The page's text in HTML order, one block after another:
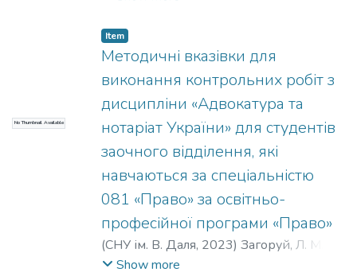
No Thumbnail Available
Item
Методичні вказівки для
виконання контрольних робіт з
дисципліни «Адвокатура та
нотаріат України» для студентів
заочного відділення, які
навчаються за спеціальністю
081 «Право» за освітньо-
професійної програми «Право»
(СНУ ім. В. Даля, 2023) Загоруй, Л. М.
Котова, Л. В.;
Show more